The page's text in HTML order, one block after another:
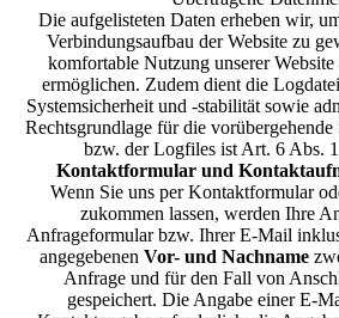
Die aufgelisteten Daten erheben wir,
Verbindungsaufbau der Website zu
komfortable Nutzung unserer
ermöglichen. Zudem dient die
Systemsicherheit und -stabilität sowie
Rechtsgrundlage für die
bzw. der Logfiles ist Art. 6 Abs.
Kontaktformular und
Wenn Sie uns per Kontaktformular
zukommen lassen, werden Ihre
Anfrageformular bzw. Ihrer E-Mail
angegebenenVor- und Nachname
Anfrage und für den Fall von
gespeichert. Die Angabe einer E-